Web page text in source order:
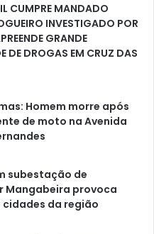
CUMPRE MANDADO
INVESTIGADO POR
GRANDE
DE DROGAS EM CRUZ DAS
Homem morre após
de moto na Avenida
subestação de
Mangabeira provoca
da região